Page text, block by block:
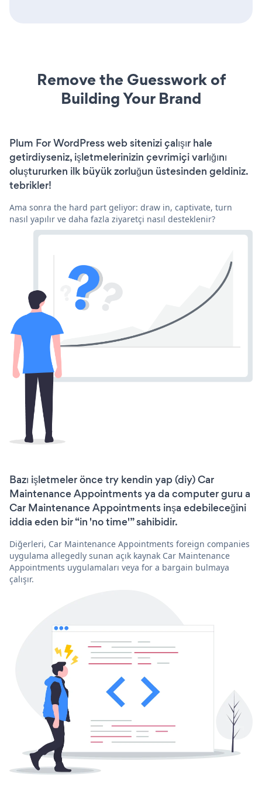
Remove the Guesswork of
Building Your Brand
Plum For WordPress web sitenizi çalışır hale
getirdiyseniz, işletmelerinizin çevrimiçi varlığını
oluştururken ilk büyük zorluğun üstesinden geldiniz.
tebrikler!
Ama sonra the hard part geliyor: draw in, captivate, turn
nasıl yapılır ve daha fazla ziyaretçi nasıl desteklenir?
Bazı işletmeler önce try kendin yap (diy) Car
Maintenance Appointments ya da computer guru a
Car Maintenance Appointments inşa edebileceğini
iddia eden bir “in 'no time'” sahibidir.
Diğerleri, Car Maintenance Appointments foreign companies
uygulama allegedly sunan açık kaynak Car Maintenance
Appointments uygulamaları veya for a bargain bulmaya
çalışır.